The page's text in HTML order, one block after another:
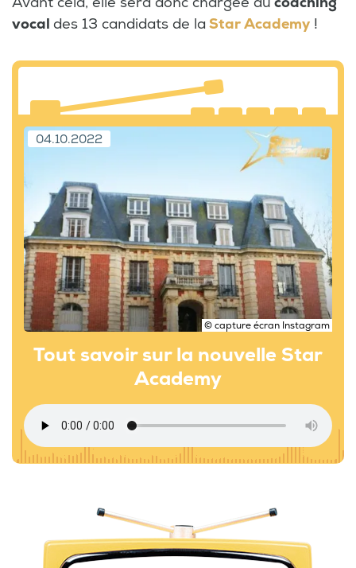
vocal des 13 candidats de la Star Academy !
© capture écran Instagram
04.10.2022
Tout savoir sur la nouvelle Star
Academy